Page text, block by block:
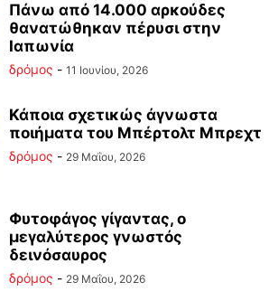
Πάνω από 14.000 αρκούδες
θανατώθηκαν πέρυσι στην
Ιαπωνία
δρόμος - 11 Ιουνίου, 2026
Κάποια σχετικώς άγνωστα
ποιήματα του Μπέρτολτ Μπρεχτ
δρόμος - 29 Μαΐου, 2026
Φυτοφάγος γίγαντας, ο
μεγαλύτερος γνωστός
δεινόσαυρος
δρόμος - 29 Μαΐου, 2026